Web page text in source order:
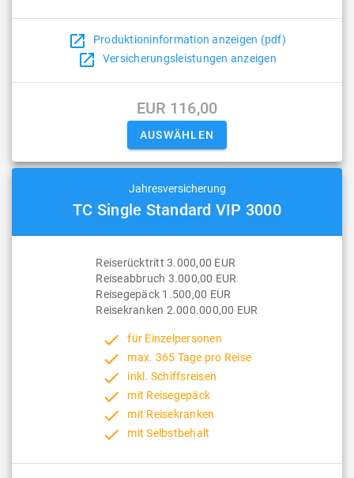
open_in_new Produktioninformation anzeigen (pdf)
open_in_new Versicherungsleistungen anzeigen
EUR 116,00
Jahresversicherung
TC Single Standard VIP 3000
Reiserücktritt 3.000,00 EUR
Reiseabbruch 3.000,00 EUR
Reisegepäck 1.500,00 EUR
Reisekranken 2.000.000,00 EUR
done für Einzelpersonen
done max. 365 Tage pro Reise
done inkl. Schiffsreisen
done mit Reisegepäck
done mit Reisekranken
done mit Selbstbehalt